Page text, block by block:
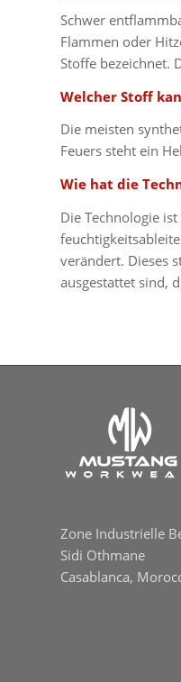
Schwer
Flammen oder
Stoffe bezeichnet.
Welcher Stoff
Die meisten
Feuers steht ein
Wie hat die
Die Technologie
verändert. Dieses
ausgestattet sind,
Zone Industrielle
Sidi Othmane
Casablanca,